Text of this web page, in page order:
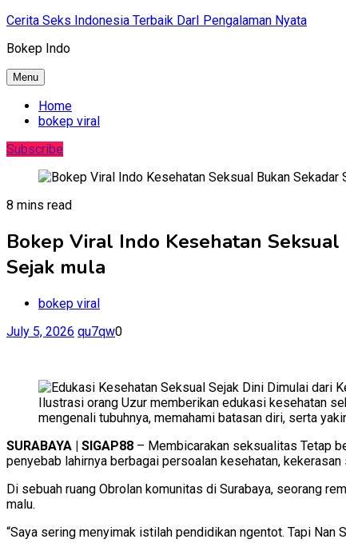
Skip
content
Cerita Seks Indonesia Terbaik DarI Pengalaman Nyata
Bokep Indo
Menu
Home
bokep viral
Subscribe
8 mins read
Bokep Viral Indo Kesehatan
Sejak mula
bokep viral
July 5, 2026 qu7qw0
Ilustrasi orang Uzur memberikan edukasi kesehatan
mengenali tubuhnya, memahami batasan diri, serta
SURABAYA | SIGAP88 – Membicarakan seksualitas Tetap
penyebab lahirnya berbagai persoalan kesehatan,
Di sebuah ruang Obrolan komunitas di Surabaya, seorang
malu.
“Saya sering menyimak istilah pendidikan ngentot. Tapi Nan